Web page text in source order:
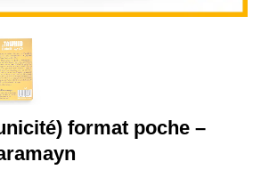
format poche –